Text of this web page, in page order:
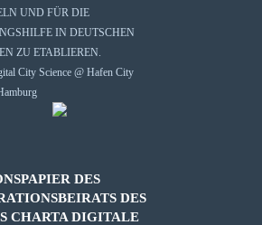
UND FÜR DIE
IN DEUTSCHEN
ZU ETABLIEREN.
DES
DES
CHARTA DIGITALE